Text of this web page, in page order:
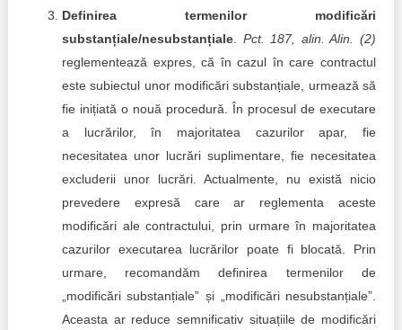
Definirea termenilor modificări
substanțiale/nesubstanțiale. Pct. 187, alin. Alin. (2)
reglementează expres, că în cazul în care contractul
este subiectul unor modificări substanțiale, urmează să
fie inițiată o nouă procedură. În procesul de executare
a lucrărilor, în majoritatea cazurilor apar, fie
necesitatea unor lucrări suplimentare, fie necesitatea
excluderii unor lucrări. Actualmente, nu există nicio
prevedere expresă care ar reglementa aceste
modificări ale contractului, prin urmare în majoritatea
cazurilor executarea lucrărilor poate fi blocată. Prin
urmare, recomandăm definirea termenilor de
„modificări substanțiale” și „modificări nesubstanțiale”.
Aceasta ar reduce semnificativ situațiile de modificări